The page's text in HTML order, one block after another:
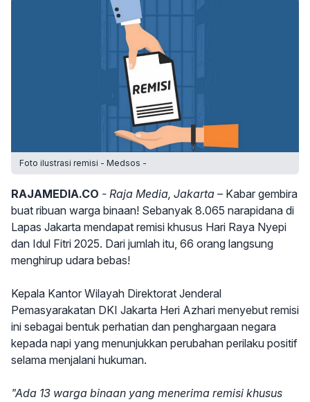
Foto ilustrasi remisi - Medsos -
RAJAMEDIA.CO - Raja Media, Jakarta –Kabar gembira
buat ribuan warga binaan! Sebanyak 8.065 narapidana di
Lapas Jakarta mendapat remisi khusus Hari Raya Nyepi
dan Idul Fitri 2025. Dari jumlah itu, 66 orang langsung
menghirup udara bebas!
Kepala Kantor Wilayah Direktorat Jenderal
Pemasyarakatan DKI Jakarta Heri Azhari menyebut remisi
ini sebagai bentuk perhatian dan penghargaan negara
kepada napi yang menunjukkan perubahan perilaku positif
selama menjalani hukuman.
"Ada 13 warga binaan yang menerima remisi khusus